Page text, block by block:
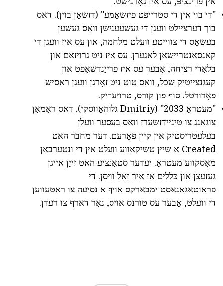
"די בוי אין די סטרייפּט פּיזשאַמע" (דזשאָן בוין). דאס
בוך דערציילט וועגן די געשעענישן וואָס געשען
בעשאַס די צווייטע וועלט מלחמה, און עס איז וועגן די
קאַנסאַנטריישאַן לאגערן. עס איז ניט גרויזאַם און
בלאַדי רציחה, אָבער עס איז פרייַנדשאַפט און
קעגנצייַטיק שכל, וואָס טוט ניט זאָרגן וועגן ראַסיש
פאָרורטל. סוף פון קורס, טרויעריק.
"מעטראָ 2033" (Dmitriy גלוהאָווסקי). דאס ראָמאַן
צוגאַנג צו טיניידזשערז וואס בעסער וועלן
בעלעטריסטיק אין קיין פאָרעם. דער מחבר האט
Created אַ שיין טשיקאַווע וועלט אין די ונטערבאַן
מאָסקווע מעטראָ. יעדער סטאַנציע האט זייַן אייגן
געזעצן און כּללים אַז איר זאָל וויסן. די
פּראָוטאַגאַנאַסט ימבאַרקס אויף אַ נסיעה צו ראַטעווען
די וועלט, אָבער עס טורנס אויס, נאָר דארף צו רעדן.